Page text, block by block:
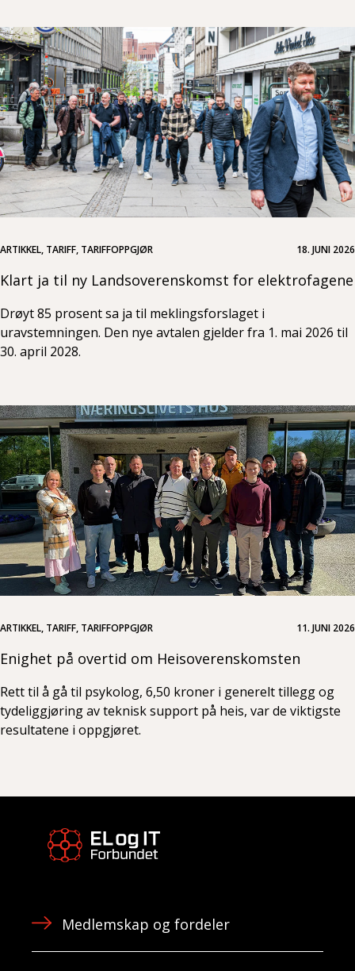
ARTIKKEL, TARIFF, TARIFFOPPGJØR 18. JUNI 2026
Klart ja til ny Landsoverenskomst for elektrofagene
Drøyt 85 prosent sa ja til meklingsforslaget i
uravstemningen. Den nye avtalen gjelder fra 1. mai 2026 til
30. april 2028.
ARTIKKEL, TARIFF, TARIFFOPPGJØR 11. JUNI 2026
Enighet på overtid om Heisoverenskomsten
Rett til å gå til psykolog, 6,50 kroner i generelt tillegg og
tydeliggjøring av teknisk support på heis, var de viktigste
resultatene i oppgjøret.
Medlemskap og fordeler